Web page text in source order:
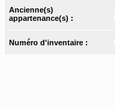
Ancienne(s)
appartenance(s) :
Numéro d'inventaire :